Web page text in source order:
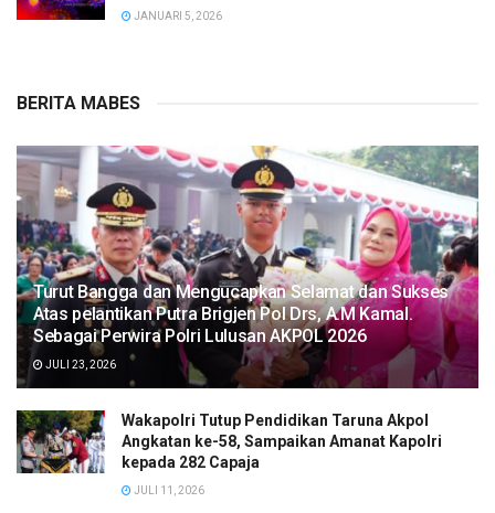
JANUARI 5, 2026
BERITA MABES
Turut Bangga dan Mengucapkan Selamat dan Sukses
Atas pelantikan Putra Brigjen Pol Drs, A.M Kamal.
Sebagai Perwira Polri Lulusan AKPOL 2026
JULI 23, 2026
Wakapolri Tutup Pendidikan Taruna Akpol
Angkatan ke-58, Sampaikan Amanat Kapolri
kepada 282 Capaja
JULI 11, 2026